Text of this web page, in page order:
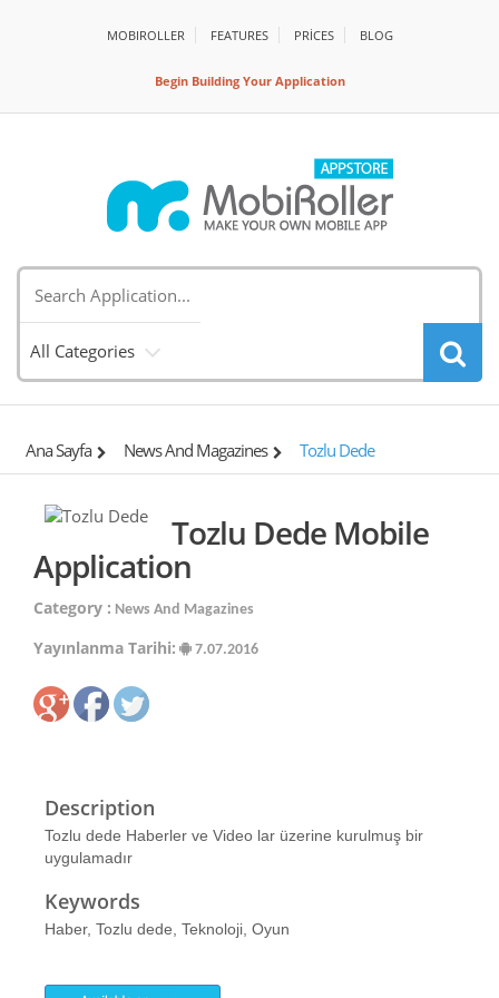
MOBIROLLER FEATURES PRİCES BLOG
Begin Building Your Application
All Categories
Ana Sayfa News And Magazines Tozlu Dede
Tozlu Dede Mobile
Application
Category : News And Magazines
Yayınlanma Tarihi: 7.07.2016
Description
Tozlu dede Haberler ve Video lar üzerine kurulmuş bir
uygulamadır
Keywords
Haber, Tozlu dede, Teknoloji, Oyun